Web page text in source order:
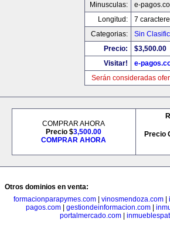
Minusculas:
e-
Longitud:
7
Categorias:
Sin
Precio:
$3,500.00
Visitar!
e-
Serán consideradas
COMPRAR AHORA
Precio $3,500.00
COMPRAR AHORA
Precio
Otros dominios en venta:
formacionparapymes.com| vinosmendoza.com|
pagos.com| gestiondeinformacion.com|
portalmercado.com